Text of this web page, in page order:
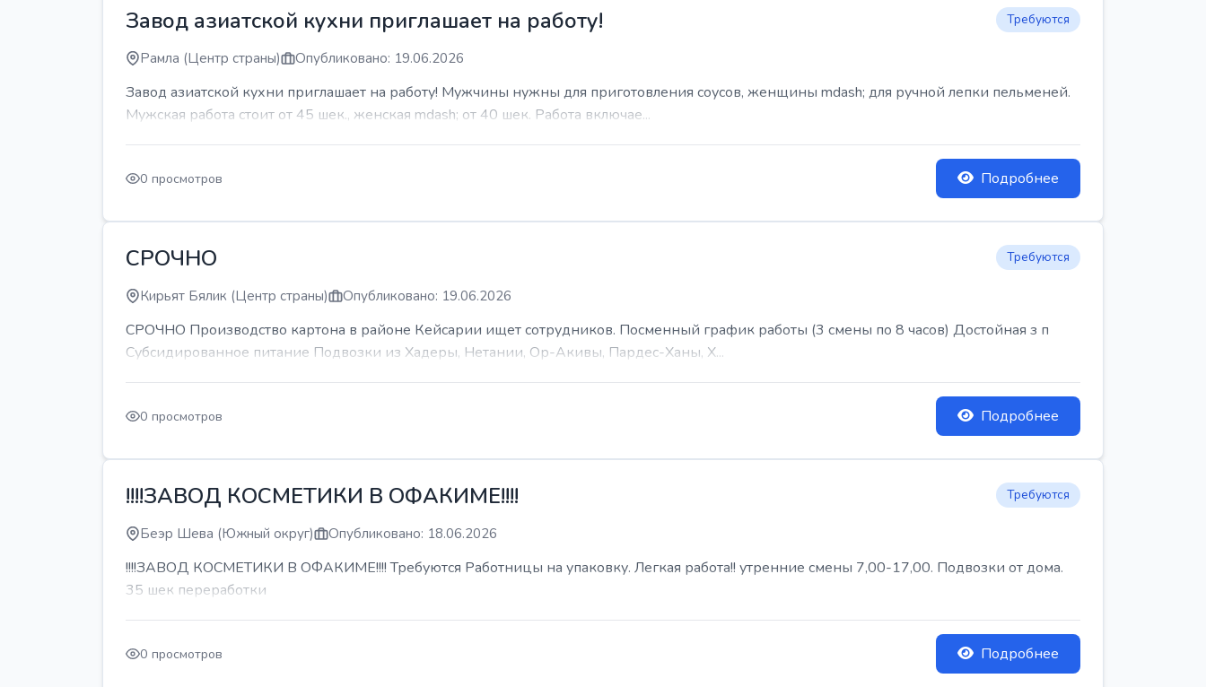
Завод азиатской кухни приглашает на работу! Требуются
Рамла (Центр страны) Опубликовано: 19.06.2026
Завод азиатской кухни приглашает на работу! Мужчины нужны для приготовления соусов, женщины mdash; для ручной лепки пельменей.
Мужская работа стоит от 45 шек., женская mdash; от 40 шек. Работа включае...
0 просмотров Подробнее
СРОЧНО Требуются
Кирьят Бялик (Центр страны) Опубликовано: 19.06.2026
СРОЧНО Производство картона в районе Кейсарии ищет сотрудников. Посменный график работы (3 смены по 8 часов) Достойная з п
Субсидированное питание Подвозки из Хадеры, Нетании, Ор-Акивы, Пардес-Ханы, Х...
0 просмотров Подробнее
!!!!ЗАВОД КОСМЕТИКИ В ОФАКИМЕ!!!! Требуются
Беэр Шева (Южный округ) Опубликовано: 18.06.2026
!!!!ЗАВОД КОСМЕТИКИ В ОФАКИМЕ!!!! Требуются Работницы на упаковку. Легкая работа!! утренние смены 7,00-17,00. Подвозки от дома.
35 шек переработки
0 просмотров Подробнее